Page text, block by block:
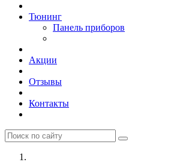
Тюнинг
Панель приборов
Акции
Отзывы
Контакты